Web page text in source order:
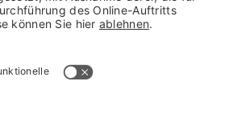
seit 2010
der Verbundgruppe beauty alliance